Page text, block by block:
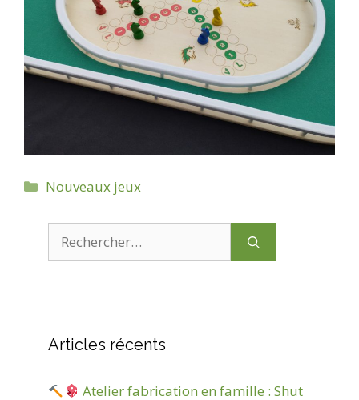
Catégories
Nouveaux jeux
Articles récents
Atelier fabrication en famille : Shut